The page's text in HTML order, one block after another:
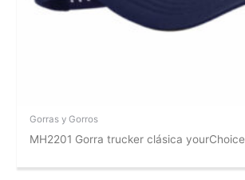
Gorras y Gorros
MH2201 Gorra trucker clásica yourChoice